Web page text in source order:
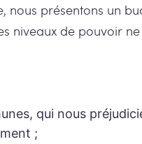
nous présentons un
de pouvoir
qui nous
;